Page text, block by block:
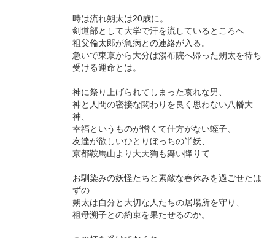
時は流れ朔太は20歳に。
剣道部として大学で汗を流しているところへ
祖父倫太郎が急病との連絡が入る。
急いで東京から大分は湯布院へ帰った朔太を待ち
受ける運命とは。
神に祭り上げられてしまった哀れな男、
神と人間の密接な関わりを良く思わない八幡大
神、
幸福というものが憎くて仕方がない蛭子、
友達が欲しいひとりぼっちの半妖、
京都鞍馬山より大天狗も舞い降りて…
お馴染みの妖怪たちと素敵な春休みを過ごせたは
ずの
朔太は自分と大切な人たちの居場所を守り、
祖母溯子との約束を果たせるのか。